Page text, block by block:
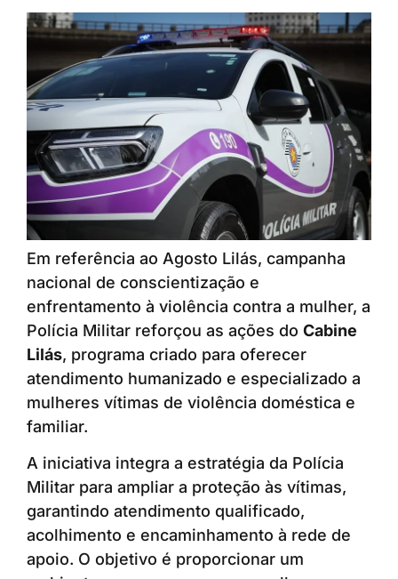
Em referência ao Agosto Lilás, campanha
nacional de conscientização e
enfrentamento à violência contra a mulher, a
Polícia Militar reforçou as ações do Cabine
Lilás, programa criado para oferecer
atendimento humanizado e especializado a
mulheres vítimas de violência doméstica e
familiar.
A iniciativa integra a estratégia da Polícia
Militar para ampliar a proteção às vítimas,
garantindo atendimento qualificado,
acolhimento e encaminhamento à rede de
apoio. O objetivo é proporcionar um